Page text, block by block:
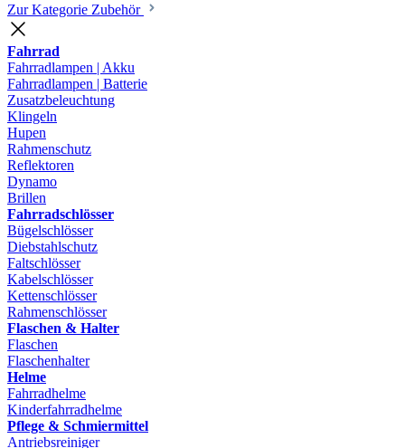
Zur Kategorie Zubehör
Fahrrad
Fahrradlampen | Akku
Fahrradlampen | Batterie
Zusatzbeleuchtung
Klingeln
Hupen
Rahmenschutz
Reflektoren
Dynamo
Brillen
Fahrradschlösser
Bügelschlösser
Diebstahlschutz
Faltschlösser
Kabelschlösser
Kettenschlösser
Rahmenschlösser
Flaschen & Halter
Flaschen
Flaschenhalter
Helme
Fahrradhelme
Kinderfahrradhelme
Pflege & Schmiermittel
Antriebsreiniger